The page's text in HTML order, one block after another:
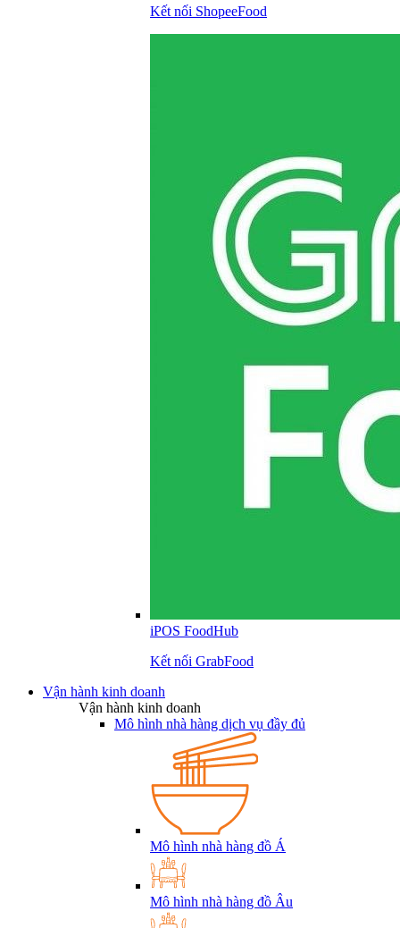
Kết nối ShopeeFood
iPOS FoodHub
Kết nối GrabFood
Vận hành kinh doanh
Vận hành kinh doanh
Mô hình nhà hàng dịch vụ đầy đủ
Mô hình nhà hàng đồ Á
Mô hình nhà hàng đồ Âu